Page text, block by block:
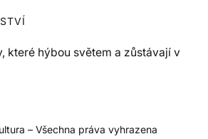
které hýbou světem a zůstávají v
– Všechna práva vyhrazena